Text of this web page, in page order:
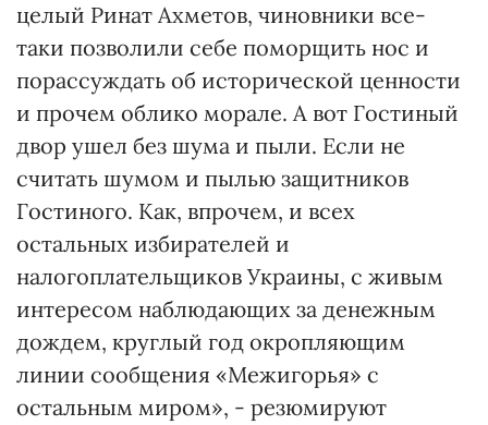
целый Ринат Ахметов, чиновники все-
таки позволили себе поморщить нос и
порассуждать об исторической ценности
и прочем облико морале. А вот Гостиный
двор ушел без шума и пыли. Если не
считать шумом и пылью защитников
Гостиного. Как, впрочем, и всех
остальных избирателей и
налогоплательщиков Украины, с живым
интересом наблюдающих за денежным
дождем, круглый год окропляющим
линии сообщения «Межигорья» с
остальным миром», - резюмируют